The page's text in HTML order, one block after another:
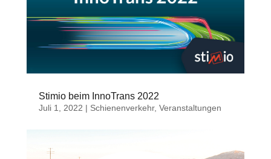
Stimio beim InnoTrans 2022
Juli 1, 2022 | Schienenverkehr, Veranstaltungen